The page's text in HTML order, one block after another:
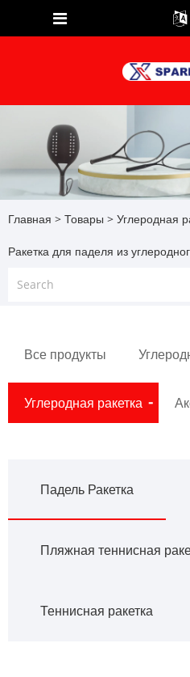
Главная > Товары > Углеродная
Ракетка для паделя из
Все продукты
Углеродная ракетка
Падель Ракетка
Пляжная теннисная
Теннисная ракетка